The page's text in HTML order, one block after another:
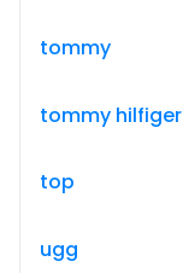
tommy
tommy hilfiger
top
ugg